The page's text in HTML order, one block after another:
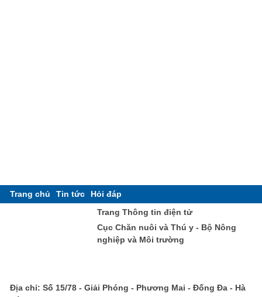
Trang chủ Tin tức
Hỏi đáp
Trang Thông tin điện tử
Cục Chăn nuôi và Thú y - Bộ Nông
nghiệp và Môi trường
Địa chỉ: Số 15/78 - Giải Phóng - Phương Mai - Đống Đa - Hà